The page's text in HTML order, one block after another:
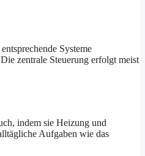
Systeme
zentrale Steuerung erfolgt meist
indem sie Heizung und
Aufgaben wie das